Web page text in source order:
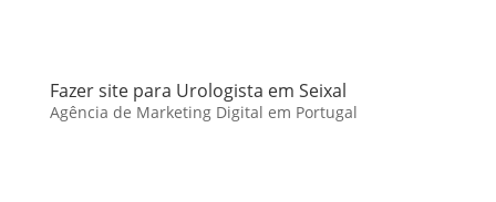
Fazer site para Urologista em Seixal
Agência de Marketing Digital em Portugal